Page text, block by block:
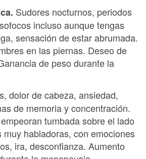
Sudores nocturnos, periodos
incluso aunque tengas
sensación de estar abrumada.
en las piernas. Deseo de
de peso durante la
dolor de cabeza, ansiedad,
de memoria y concentración.
tumbada sobre el lado
muy habladoras, con emociones
ira, desconfianza. Aumento